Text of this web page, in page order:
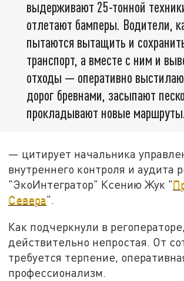
выдерживают 25-тонной
отлетают бамперы. Водители,
пытаются вытащить и
транспорт, а вместе с ним и
отходы — оперативно
дорог бревнами, засыпают
прокладывают новые маршруты.
— цитирует начальника
внутреннего контроля и аудита
"ЭкоИнтегратор" Ксению Жук "
Севера".
Как подчеркнули в
действительно непростая. От
требуется терпение,
профессионализм.